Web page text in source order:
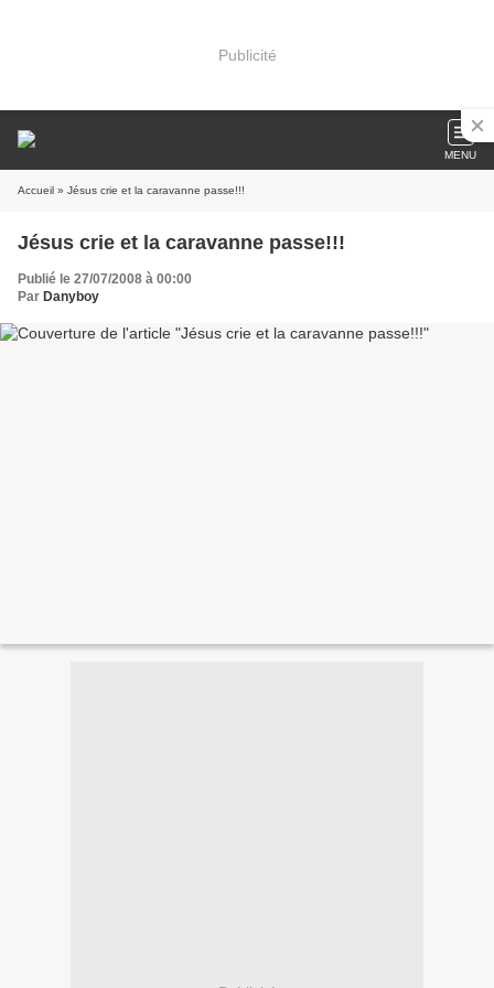
Publicité
MENU
Accueil » Jésus crie et la caravanne passe!!!
Jésus crie et la caravanne passe!!!
Publié le 27/07/2008 à 00:00
Par Danyboy